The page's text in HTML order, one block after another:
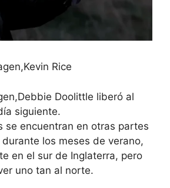
Kevin Rice
Debbie Doolittle liberó al
siguiente.
se encuentran en otras partes
los meses de verano,
en el sur de Inglaterra, pero
uno tan al norte.